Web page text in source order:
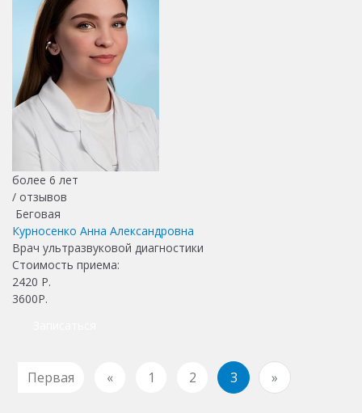
более 6 лет
/ отзывов
Беговая
Курносенко Анна Александровна
Врач ультразвуковой диагностики
Стоимость приема:
2420 Р.
3600Р.
Первая « 1 2 3 »